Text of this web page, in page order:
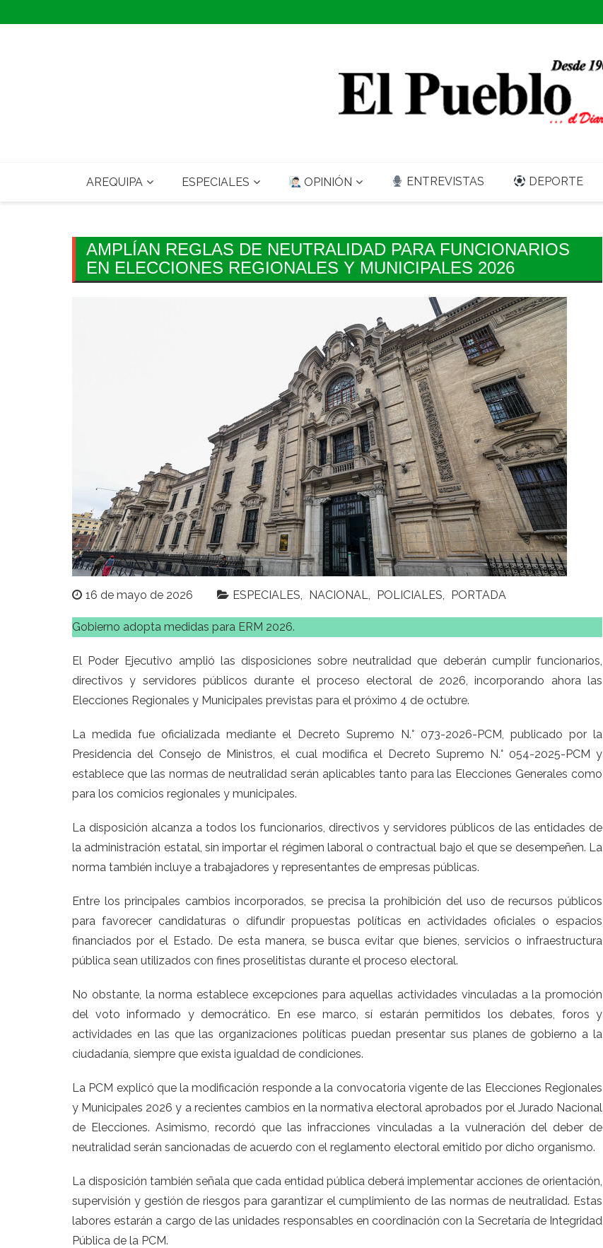
to
AREQUIPA ESPECIALES OPINIÓN ENTREVISTAS DEPORTE
AMPLÍAN REGLAS DE NEUTRALIDAD PARA FUNCIONARIOS
EN ELECCIONES REGIONALES Y MUNICIPALES 2026
16 de mayo de 2026 ESPECIALES NACIONAL POLICIALES PORTADA
Gobierno adopta medidas para ERM 2026.
El Poder Ejecutivo amplió las disposiciones sobre neutralidad que deberán cumplir funcionarios,
directivos y servidores públicos durante el proceso electoral de 2026, incorporando ahora las
Elecciones Regionales y Municipales previstas para el próximo 4 de octubre.
La medida fue oficializada mediante el Decreto Supremo N.° 073-2026-PCM, publicado por la
Presidencia del Consejo de Ministros, el cual modifica el Decreto Supremo N.° 054-2025-PCM y
establece que las normas de neutralidad serán aplicables tanto para las Elecciones Generales como
para los comicios regionales y municipales.
La disposición alcanza a todos los funcionarios, directivos y servidores públicos de las entidades de
la administración estatal, sin importar el régimen laboral o contractual bajo el que se desempeñen. La
norma también incluye a trabajadores y representantes de empresas públicas.
Entre los principales cambios incorporados, se precisa la prohibición del uso de recursos públicos
para favorecer candidaturas o difundir propuestas políticas en actividades oficiales o espacios
financiados por el Estado. De esta manera, se busca evitar que bienes, servicios o infraestructura
pública sean utilizados con fines proselitistas durante el proceso electoral.
No obstante, la norma establece excepciones para aquellas actividades vinculadas a la promoción
del voto informado y democrático. En ese marco, sí estarán permitidos los debates, foros y
actividades en las que las organizaciones políticas puedan presentar sus planes de gobierno a la
ciudadanía, siempre que exista igualdad de condiciones.
La PCM explicó que la modificación responde a la convocatoria vigente de las Elecciones Regionales
y Municipales 2026 y a recientes cambios en la normativa electoral aprobados por el Jurado Nacional
de Elecciones. Asimismo, recordó que las infracciones vinculadas a la vulneración del deber de
neutralidad serán sancionadas de acuerdo con el reglamento electoral emitido por dicho organismo.
La disposición también señala que cada entidad pública deberá implementar acciones de orientación,
supervisión y gestión de riesgos para garantizar el cumplimiento de las normas de neutralidad. Estas
labores estarán a cargo de las unidades responsables en coordinación con la Secretaría de Integridad
Pública de la PCM.